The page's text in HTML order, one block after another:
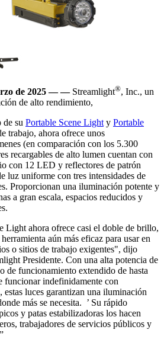
de 2025 — — Streamlight®, Inc., un
de alto rendimiento,
su Portable Scene Light y Portable
trabajo, ahora ofrece unos
(en comparación con los 5.300
recargables de alto lumen cuentan con
con 12 LED y reflectores de patrón
luz uniforme con tres intensidades de
Proporcionan una iluminación potente y
a gran escala, espacios reducidos y
Light ahora ofrece casi el doble de brillo,
aún más eficaz para usar en
o sitios de trabajo exigentes", dijo
Presidente. Con una alta potencia de
de funcionamiento extendido de hasta
funcionar indefinidamente con
luces garantizan una iluminación
más se necesita. ’ Su rápido
y patas estabilizadoras los hacen
trabajadores de servicios públicos y